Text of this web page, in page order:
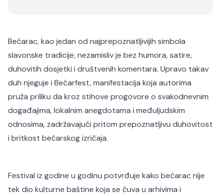
Bećarac, kao jedan od najprepoznatljivijih simbola
slavonske tradicije, nezamisliv je bez humora, satire,
duhovitih dosjetki i društvenih komentara. Upravo takav
duh njeguje i Bećarfest, manifestacija koja autorima
pruža priliku da kroz stihove progovore o svakodnevnim
događajima, lokalnim anegdotama i međuljudskim
odnosima, zadržavajući pritom prepoznatljivu duhovitost
i britkost bećarskog izričaja.
Festival iz godine u godinu potvrđuje kako bećarac nije
tek dio kulturne baštine koja se čuva u arhivima i